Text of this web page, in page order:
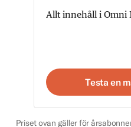
Allt innehåll i Omni
Testa en
Priset ovan gäller för